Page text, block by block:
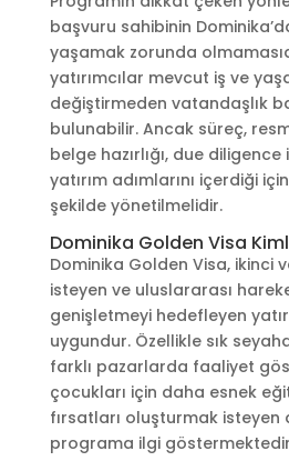
başvuru sahibinin
yaşamak zorunda
yatırımcılar mevcut iş ve
değiştirmeden vatandaşlık
bulunabilir. Ancak süreç,
belge hazırlığı, due
yatırım adımlarını içerdiği
şekilde yönetilmelidir.
Dominika Golden Visa
Dominika Golden Visa, ikinci
isteyen ve uluslararası
genişletmeyi hedefleyen
uygundur. Özellikle sık
farklı pazarlarda faaliyet
çocukları için daha esnek
fırsatları oluşturmak isteyen
programa ilgi